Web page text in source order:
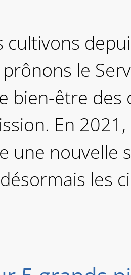
cultivons
le
bien-être des
En 2021,
une nouvelle
les